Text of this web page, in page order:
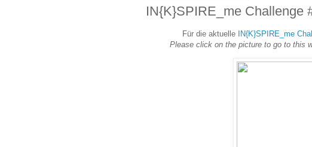
IN{K}SPIRE_me Challenge
Für die aktuelle IN{K}SPIRE_me
Please click on the picture to go to this